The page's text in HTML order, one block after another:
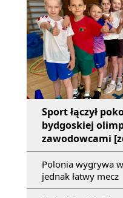
Sport łączył
bydgoskiej
zawodowcami
Polonia wygrywa
jednak łatwy mecz